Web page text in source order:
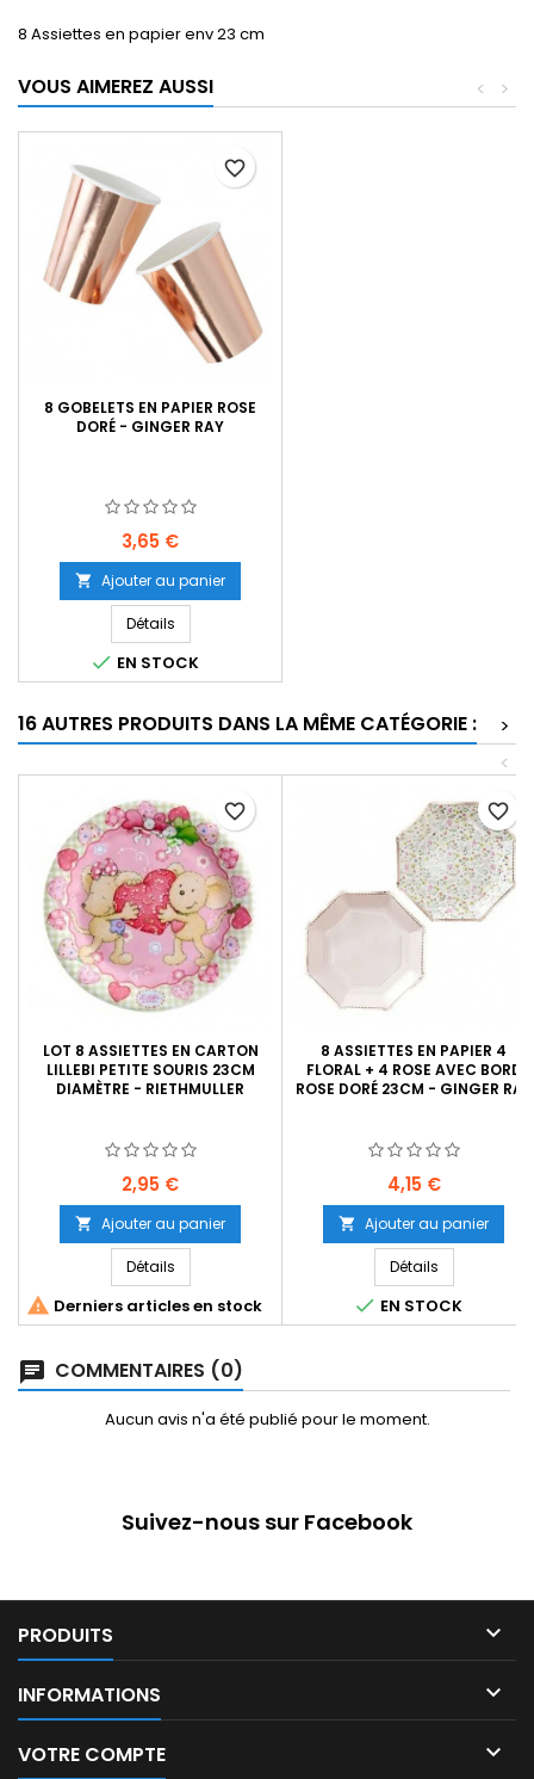
8 Assiettes en papier env 23 cm
VOUS AIMEREZ AUSSI >
<
8 GOBELETS EN PAPIER ROSE
DORÉ - GINGER RAY
Prix
3,65 €
 Ajouter au panier
Détails
 EN STOCK
favorite_border
16 AUTRES PRODUITS DANS LA MÊME CATÉGORIE :
>
<
LOT 8 ASSIETTES EN CARTON
LILLEBI PETITE SOURIS 23CM
DIAMÈTRE - RIETHMULLER
Prix
2,95 €
 Ajouter au panier
Détails
 Derniers articles en stock
favorite_border
8 ASSIETTES EN PAPIER 4
FLORAL + 4 ROSE AVEC BORD
ROSE DORÉ 23CM - GINGER RAY
Prix
4,15 €
 Ajouter au panier
Détails
 EN STOCK
favorite_border
COMMENTAIRES (0)
Aucun avis n'a été publié pour le moment.
Suivez-nous sur Facebook
PRODUITS 
INFORMATIONS 
VOTRE COMPTE 